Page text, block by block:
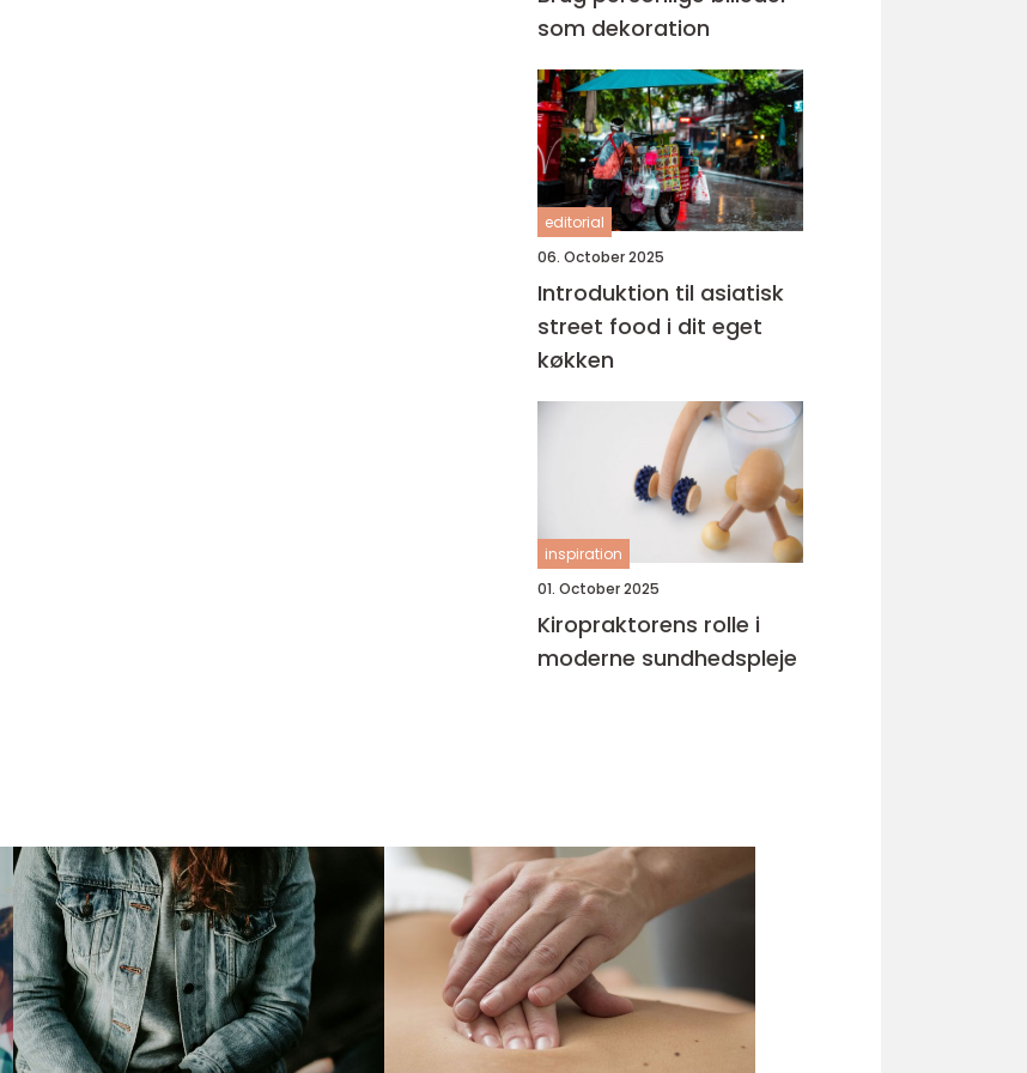
som dekoration
editorial
06. October 2025
Introduktion til asiatisk
street food i dit eget
køkken
inspiration
01. October 2025
Kiropraktorens rolle i
moderne sundhedspleje